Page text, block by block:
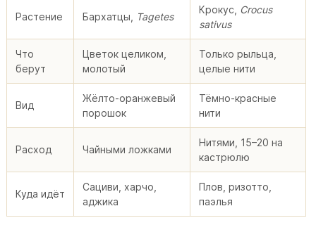
Растение Бархатцы, Tagetes
Крокус, Crocus
sativus
Что
берут
Цветок целиком,
молотый
Только рыльца,
целые нити
Вид
Жёлто-оранжевый
порошок
Тёмно-красные
нити
Расход Чайными ложками
Нитями, 15–20 на
кастрюлю
Куда идёт
Сациви, харчо,
аджика
Плов, ризотто,
паэлья